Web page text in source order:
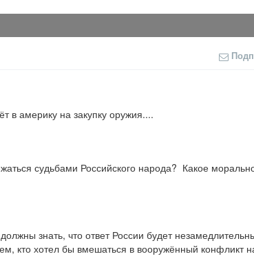
в америку на закупку оружия....
судьбами Российского народа?  Какое
знать, что ответ России будет
кто хотел бы вмешаться в вооружённый конфликт